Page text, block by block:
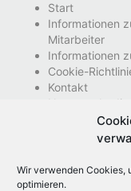
Wir verwenden Cookies,
optimieren.
Start
Informationen
Mitarbeiter
Informationen
Cookie-
Kontakt
Impressum